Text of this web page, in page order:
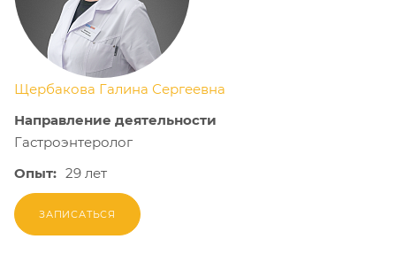
Щербакова Галина Сергеевна
Направление деятельности
Гастроэнтеролог
Опыт: 29 лет
ЗАПИСАТЬСЯ